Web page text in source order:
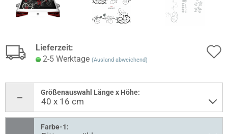
Lieferzeit:
2-5 Werktage (Ausland abweichend)
Größenauswahl Länge x Höhe:
Farbe-1: